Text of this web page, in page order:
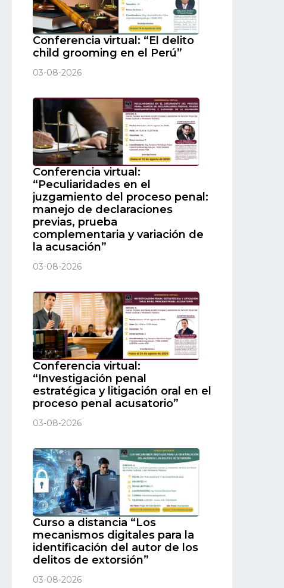
Conferencia virtual: “El delito
child grooming en el Perú”
03-08-2026
Conferencia virtual:
“Peculiaridades en el
juzgamiento del proceso penal:
manejo de declaraciones
previas, prueba
complementaria y variación de
la acusación”
03-08-2026
Conferencia virtual:
“Investigación penal
estratégica y litigación oral en el
proceso penal acusatorio”
03-08-2026
Curso a distancia “Los
mecanismos digitales para la
identificación del autor de los
delitos de extorsión”
03-08-2026